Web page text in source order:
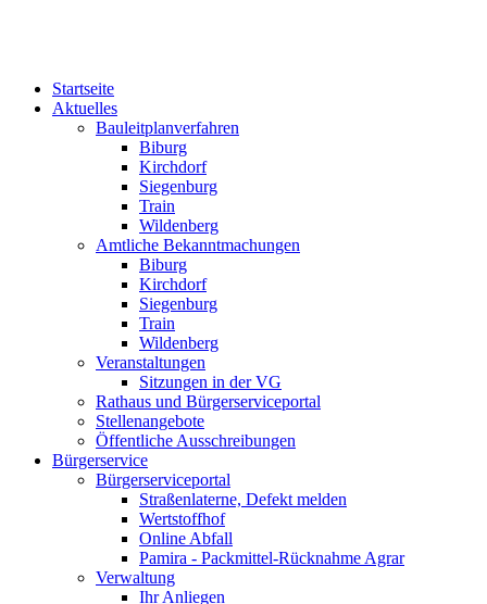
Startseite
Aktuelles
Bauleitplanverfahren
Biburg
Kirchdorf
Siegenburg
Train
Wildenberg
Amtliche Bekanntmachungen
Biburg
Kirchdorf
Siegenburg
Train
Wildenberg
Veranstaltungen
Sitzungen in der VG
Rathaus und Bürgerserviceportal
Stellenangebote
Öffentliche Ausschreibungen
Bürgerservice
Bürgerserviceportal
Straßenlaterne, Defekt melden
Wertstoffhof
Online Abfall
Pamira - Packmittel-Rücknahme Agrar
Verwaltung
Ihr Anliegen